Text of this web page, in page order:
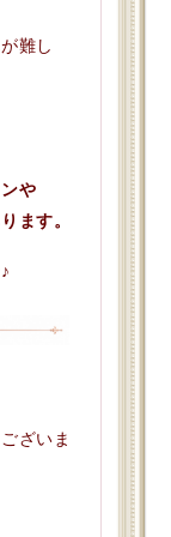
難し
や
ます。
ざいま